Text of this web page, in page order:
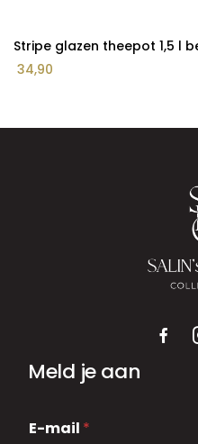
Stripe glazen theepot 1,5 l
34,90
Meld je aan
-
E-mail *